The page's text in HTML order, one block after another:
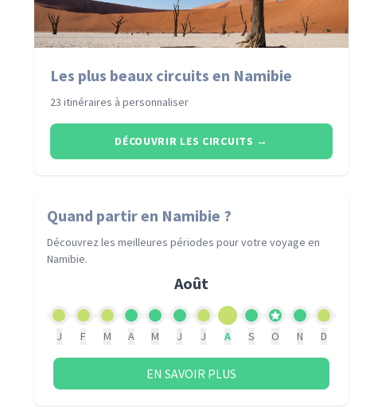
Les plus beaux circuits en Namibie
23 itinéraires à personnaliser
DÉCOUVRIR LES CIRCUITS →
Quand partiren Namibie ?
Découvrez les meilleures périodes pour votre voyageen
Namibie.
Août
J F M A M J J A S O N D
EN SAVOIR PLUS